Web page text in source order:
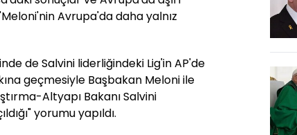
Avrupa'da daha yalnız
de Salvini liderliğindeki Lig'in AP'de
geçmesiyle Başbakan Meloni ile
Altyapı Bakanı Salvini
yorumu yapıldı.